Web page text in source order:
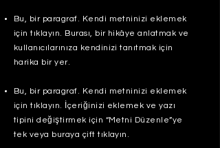
Bu, bir paragraf. Kendi metninizi eklemek
için tıklayın. Burası, bir hikâye anlatmak ve
kullanıcılarınıza kendinizi tanıtmak için
harika bir yer.
Bu, bir paragraf. Kendi metninizi eklemek
için tıklayın. İçeriğinizi eklemek ve yazı
tipini değiştirmek için “Metni Düzenle”ye
tek veya buraya çift tıklayın.